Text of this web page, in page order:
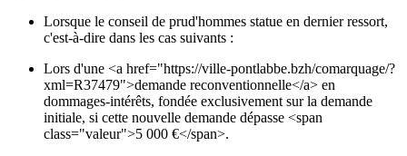
Lorsque le conseil de prud'hommes statue en dernier ressort,
c'est-à-dire dans les cas suivants :
Lors d'une <a href="https://ville-pontlabbe.bzh/comarquage/?
xml=R37479">demande reconventionnelle</a> en
dommages-intérêts, fondée exclusivement sur la demande
initiale, si cette nouvelle demande dépasse <span
class="valeur">5 000 €</span>.